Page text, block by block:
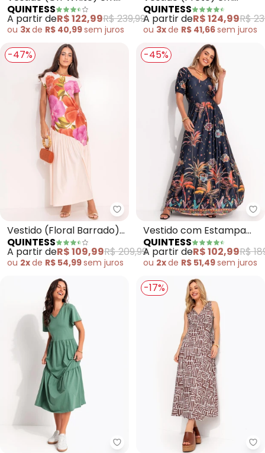
Chiffon
QUINTESS
A partir deR$ 122,99R$ 239,99
ou 3xde R$ 40,99sem juros
Malha Crepe
QUINTESS
A partir deR$ 124,99R$
ou 3xde R$ 41,66sem juros
-47%
Quintess - Vestido (Floral
Vestido (Floral Barrado)
em Malha Fria
QUINTESS
A partir deR$ 109,99R$ 209,99
ou 2xde R$ 54,99sem juros
-45%
Vestido com Estampa
Localizada (Barrado
Étnico)
QUINTESS
A partir deR$ 102,99R$
ou 2xde R$ 51,49sem juros
Quintess - Vestido (Verde) em
-17%